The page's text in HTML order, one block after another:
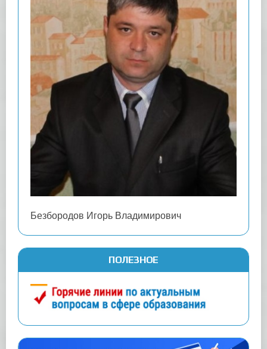
Безбородов Игорь Владимирович
ПОЛЕЗНОЕ